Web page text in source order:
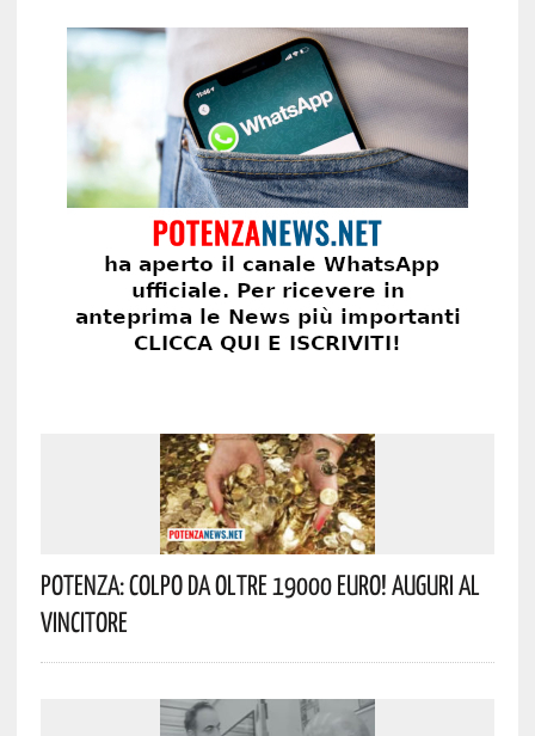
Potenza: Colpo Da Oltre 19000 Euro! Auguri Al
Vincitore